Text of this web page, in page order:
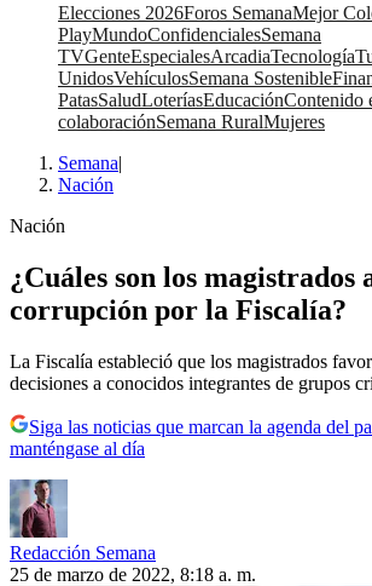
Elecciones 2026Foros SemanaMejor
PlayMundoConfidencialesSemana
TVGenteEspecialesArcadiaTecnología
UnidosVehículosSemana Sostenible
PatasSaludLoteríasEducaciónContenido
colaboraciónSemana RuralMujeres
Semana|
Nación
Nación
¿Cuáles son los magistrados
corrupción por la Fiscalía?
La Fiscalía estableció que los magistrados
decisiones a conocidos integrantes de grupos
Siga las noticias que marcan la agenda del
manténgase al día
Redacción Semana
25 de marzo de 2022, 8:18 a. m.